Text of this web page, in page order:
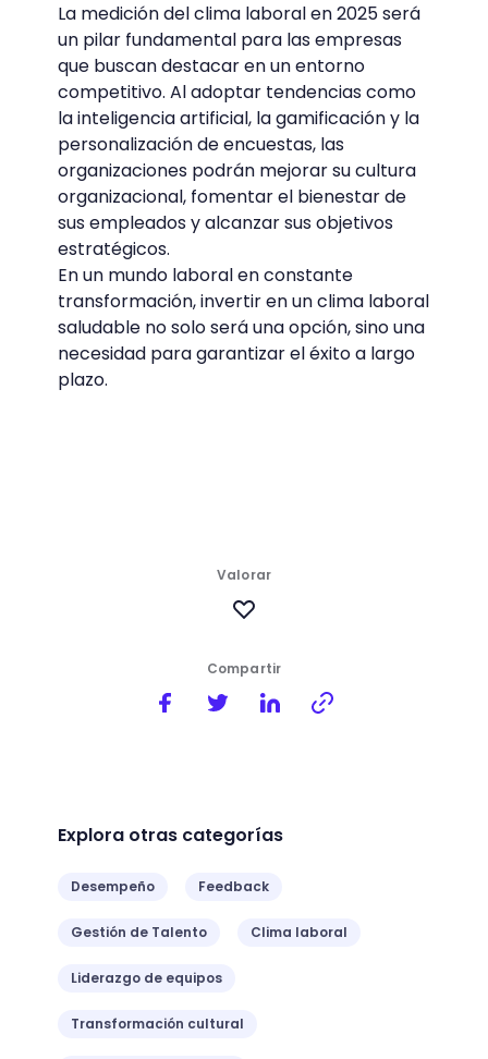
La medición del clima laboral en 2025 será
un pilar fundamental para las empresas
que buscan destacar en un entorno
competitivo. Al adoptar tendencias como
la inteligencia artificial, la gamificación y la
personalización de encuestas, las
organizaciones podrán mejorar su cultura
organizacional, fomentar el bienestar de
sus empleados y alcanzar sus objetivos
estratégicos.
En un mundo laboral en constante
transformación, invertir en un clima laboral
saludable no solo será una opción, sino una
necesidad para garantizar el éxito a largo
plazo.
Compartir
Valorar
Explora otras categorías
Desempeño Feedback
Gestión de Talento Clima laboral
Liderazgo de equipos
Transformación cultural